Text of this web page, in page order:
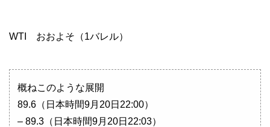
WTI おおよそ（1バレル）
概ねこのような展開
89.6（日本時間9月20日22:00）
– 89.3（日本時間9月20日22:03）